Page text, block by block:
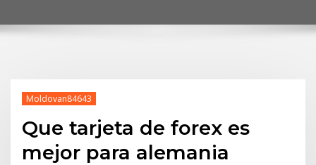
Moldovan84643
Que tarjeta de forex es
mejor para alemania